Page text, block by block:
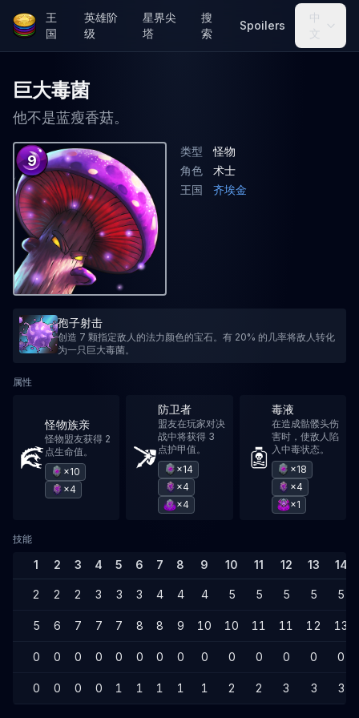
王
国
英雄阶
级
星界尖
塔
搜
索
Spoilers
中
文
巨大毒菌
他不是蓝瘦香菇。
9
类型
怪物
角色
术士
王国
齐埃金
孢子射击
创造 7 颗指定敌人的法力颜色的宝石。有 20% 的几率将敌人转化
为一只巨大毒菌。
属性
怪物族亲
怪物盟友获得 2
点生命值。
×10
×4
防卫者
盟友在玩家对决
战中将获得 3
点护甲值。
×14
×4
×4
毒液
在造成骷髅头伤
害时，使敌人陷
入中毒状态。
×18
×4
×1
技能
1 2 3 4 5 6 7 8 9 10 11 12 13 14
2 2 2 3 3 3 4 4 4 5 5 5 5 5
5 6 7 7 7 8 8 9 10 10 11 11 12 13
0 0 0 0 0 0 0 0 0 0 0 0 0 0
0 0 0 0 1 1 1 1 1 2 2 3 3 3